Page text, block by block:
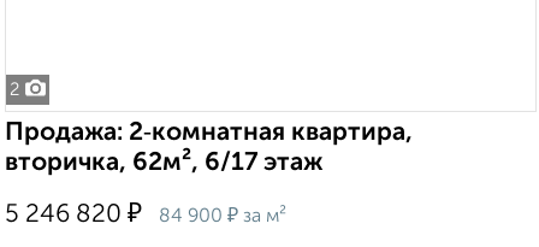
2
Продажа: 2‑комнатная квартира,
вторичка, 62м², 6/17 этаж
5 246 820 ₽ 84 900 ₽ за м²